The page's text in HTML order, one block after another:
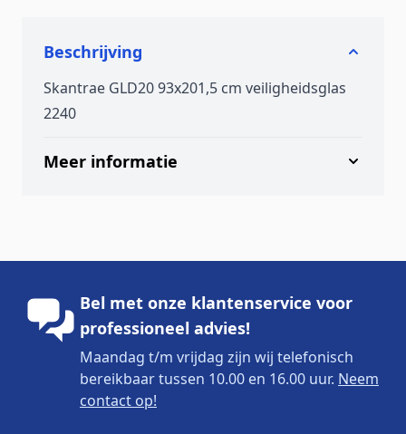
Beschrijving
Skantrae GLD20 93x201,5 cm veiligheidsglas
2240
Meer informatie
Bel met onze klantenservice voor
professioneel advies!
Maandag t/m vrijdag zijn wij telefonisch
bereikbaar tussen 10.00 en 16.00 uur. Neem
contact op!